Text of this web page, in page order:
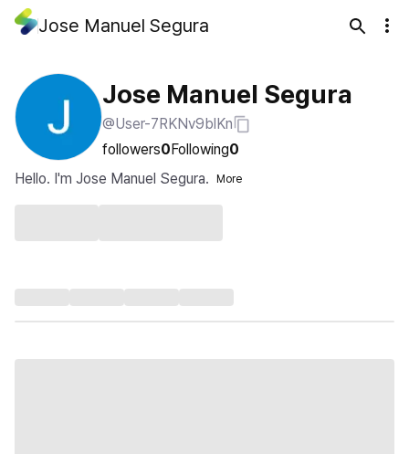
Jose Manuel Segura
Jose Manuel Segura
@User-7RKNv9blKn
followers0Following0
Hello. I'm Jose Manuel Segura.
More